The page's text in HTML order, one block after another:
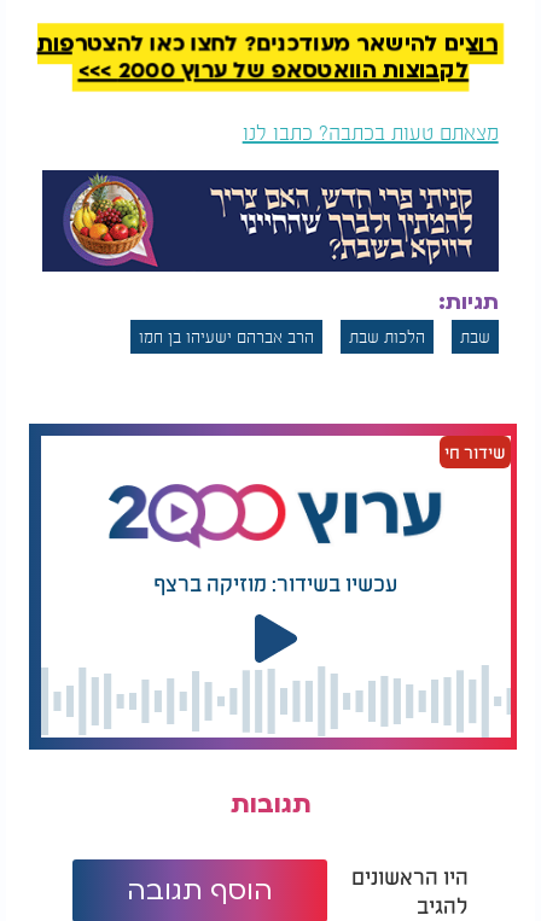
סוד קידוש ליל שבת: "שפע, ברכה והצלחה"
רוצים להישאר מעודכנים? לחצו כאן להצטרפות
לקבוצות הוואטסאפ של ערוץ 2000 >>>
מצאתם טעות בכתבה? כתבו לנו
תגיות:
שבת הלכות שבת הרב אברהם ישעיהו בן חמו
שידור חי
עכשיו בשידור: מוזיקה ברצף
תגובות
היו הראשונים
להגיב
הוסף תגובה